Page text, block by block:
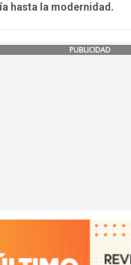
hasta la modernidad.
PUBLICIDAD